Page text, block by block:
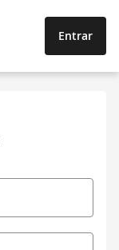
Entrar